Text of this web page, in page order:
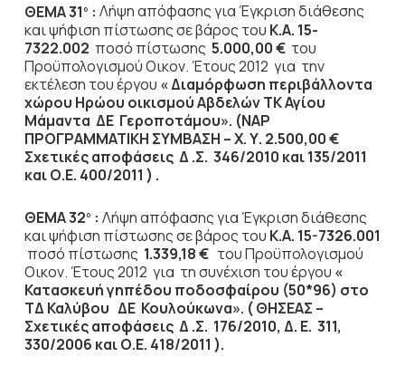
ΘΕΜΑ 31 ο : Λήψη απόφασης για Έγκριση διάθεσης
και ψήφιση πίστωσης σε βάρος του Κ.Α. 15-
7322.002 ποσό πίστωσης 5.000,00 €του
Προϋπολογισμού Οικον. Έτους 2012 για την
εκτέλεση του έργου « Διαμόρφωση περιβάλλοντα
χώρου Ηρώου οικισμού Αβδελών ΤΚ Αγίου
Μάμαντα ΔΕ Γεροποτάμου». (ΝΑΡ
ΠΡΟΓΡΑΜΜΑΤΙΚΗ ΣΥΜΒΑΣΗ – Χ. Υ. 2.500,00 €
Σχετικές αποφάσεις Δ .Σ. 346/2010 και 135/2011
και Ο.Ε. 400/2011 ) .
ΘΕΜΑ 32ο : Λήψη απόφασης για Έγκριση διάθεσης
και ψήφιση πίστωσης σε βάρος του Κ.Α. 15-7326.001
ποσό πίστωσης 1.339,18 €του Προϋπολογισμού
Οικον. Έτους 2012 για τη συνέχιση του έργου «
Κατασκευή γηπέδου ποδοσφαίρου (50*96) στο
ΤΔ Καλύβου ΔΕ Κουλούκωνα». ( ΘΗΣΕΑΣ –
Σχετικές αποφάσεις Δ .Σ. 176/2010, Δ. Ε. 311,
330/2006 και Ο.Ε. 418/2011 ).